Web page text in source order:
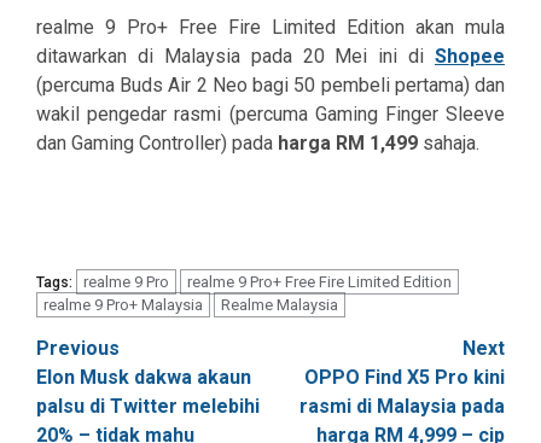
realme 9 Pro+ Free Fire Limited Edition akan mula
ditawarkan di Malaysia pada 20 Mei ini di Shopee
(percuma Buds Air 2 Neo bagi 50 pembeli pertama) dan
wakil pengedar rasmi (percuma Gaming Finger Sleeve
dan Gaming Controller) pada harga RM 1,499 sahaja.
Tags: realme 9 Pro
realme 9 Pro+ Free Fire Limited Edition
realme 9 Pro+ Malaysia
Realme Malaysia
Post
navigation
Previous
Elon Musk dakwa akaun
palsu di Twitter melebihi
20% – tidak mahu
Next
OPPO Find X5 Pro kini
rasmi di Malaysia pada
harga RM 4,999 – cip